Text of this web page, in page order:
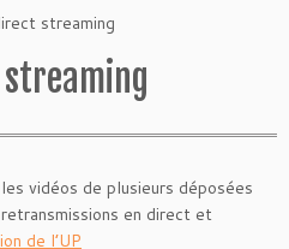
streaming
vidéos de plusieurs déposées
en direct et
de l’UP